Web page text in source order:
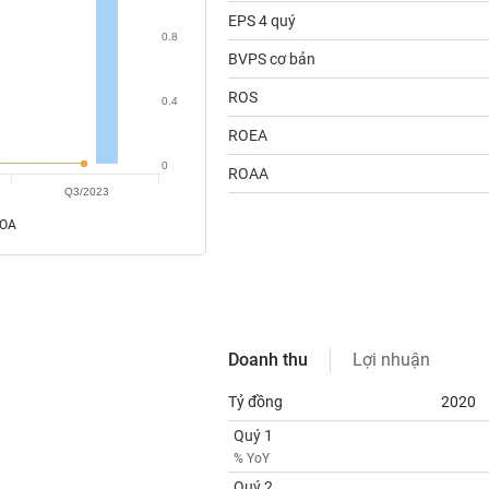
0
0.4
0.8
Q3/2023
EPS 4 quý
BVPS cơ bản
ROS
ROEA
ROAA
Doanh thu Lợi nhuận
Tỷ đồng
2020
Quý 1
% YoY